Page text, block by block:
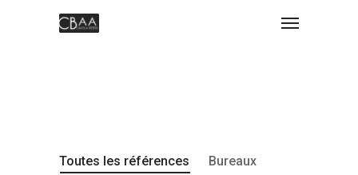
Toutes les références Bureaux